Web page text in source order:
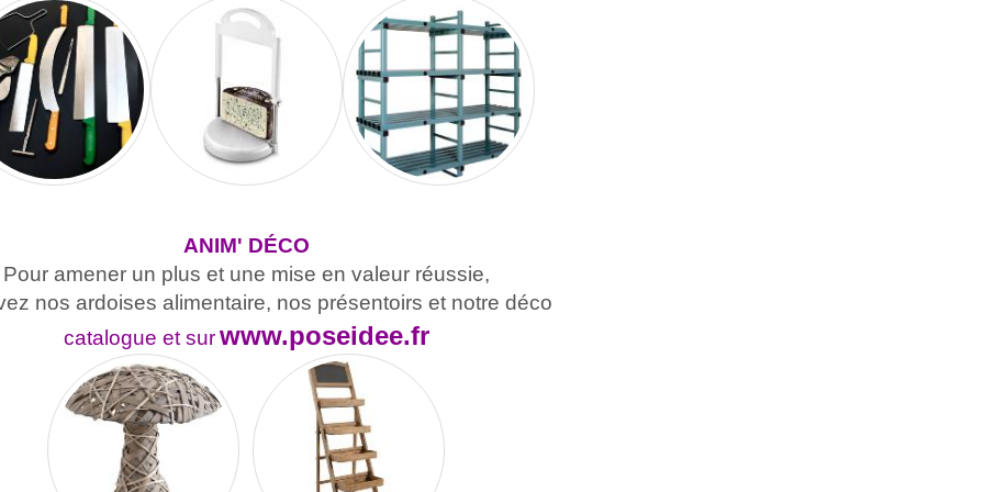
ANIM' DÉCO
Pour amener un plus et une mise en valeur réussie,
nos ardoises alimentaire, nos présentoirs et notre déco
catalogue et sur www.poseidee.fr